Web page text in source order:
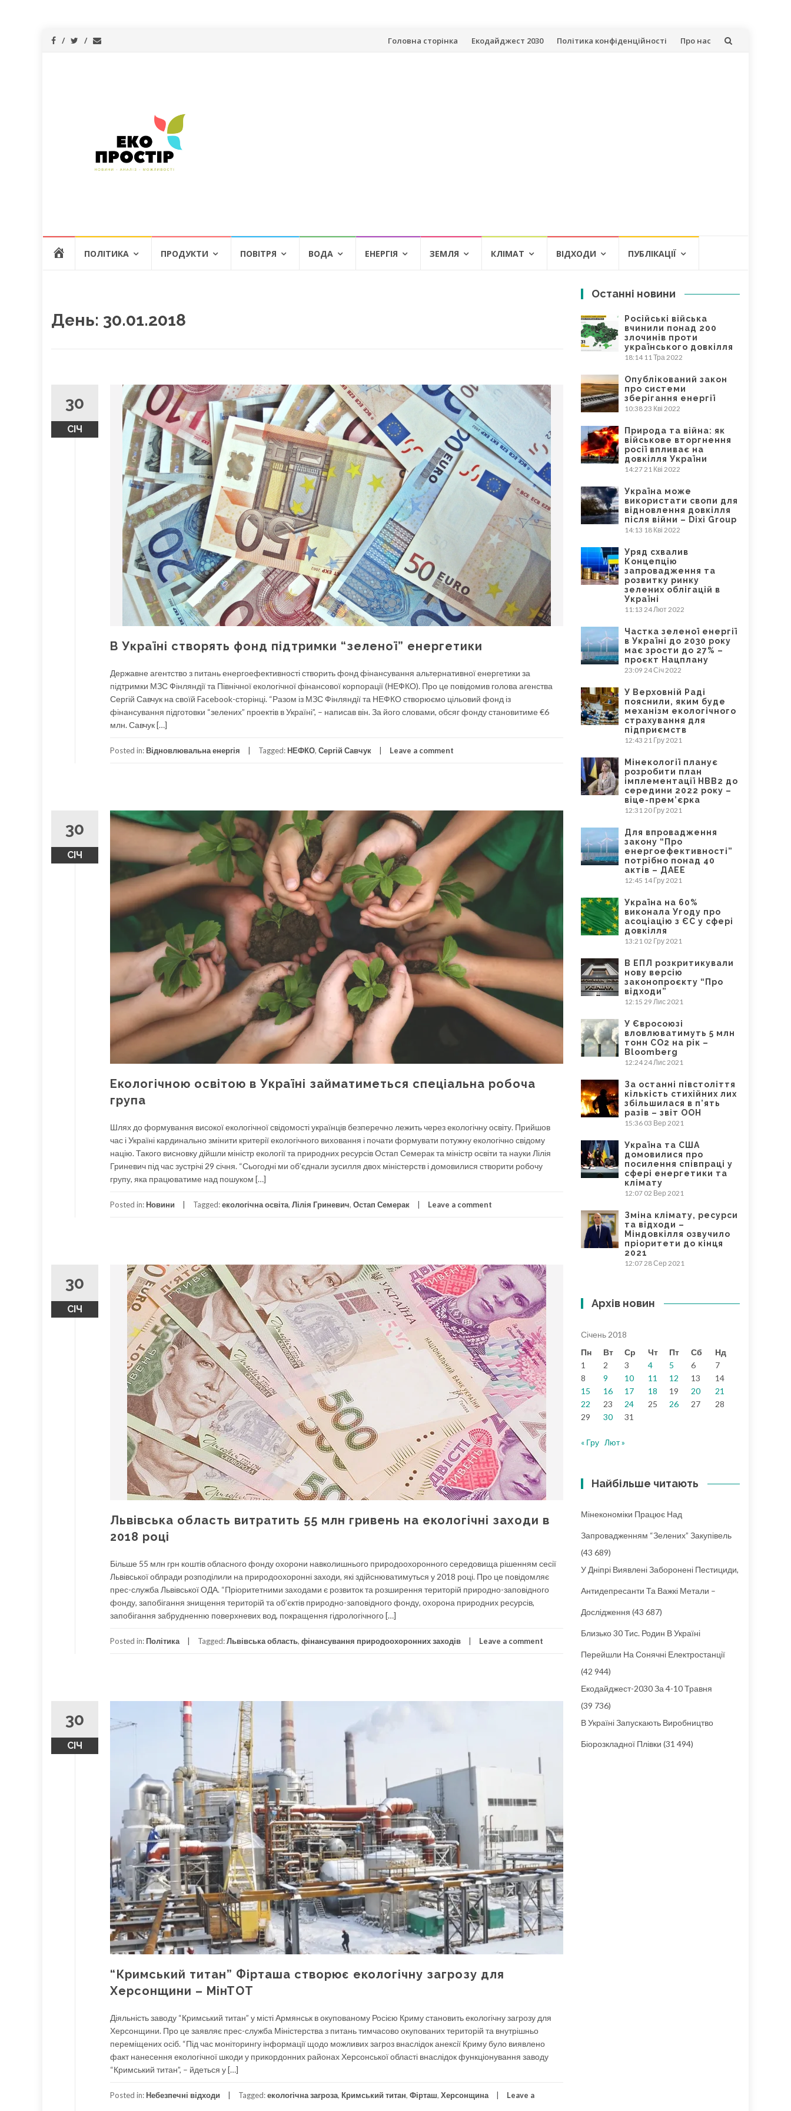
Skip
Головна сторінка Екодайджест 2030 Політика конфіденційності Про нас
А
ПОЛІТИКА ПРОДУКТИ ПОВІТРЯ ВОДА ЕНЕРГІЯ ЗЕМЛЯ КЛІМАТ ВІДХОДИ ПУБЛІКАЦІЇ
День: 30.01.2018
30
СІЧ
В Україні створять фонд підтримки “зеленої” енергетики
Державне агентство з питань енергоефективності створить фонд фінансування альтернативної енергетики за
підтримки МЗС Фінляндії та Північної екологічної фінансової корпорації (НЕФКО). Про це повідомив голова агенства
Сергій Савчук на своїй Facebook-сторінці. “Разом із МЗС Фінляндії та НЕФКО створюємо цільовий фонд із
фінансування підготовки “зелених” проектів в Україні”, – написав він. За його словами, обсяг фонду становитиме €6
млн. Савчук […]
Posted in: Відновлювальна енергія Tagged: НЕФКО, Сергій Савчук Leave a comment
30
СІЧ
Екологічною освітою в Україні займатиметься спеціальна робоча
група
Шлях до формування високої екологічної свідомості українців безперечно лежить через екологічну освіту. Прийшов
час і Україні кардинально змінити критерії екологічного виховання і почати формувати потужну екологічно свідому
націю. Такого висновку дійшли міністр екології та природних ресурсів Остап Семерак та міністр освіти та науки Лілія
Гриневич під час зустрічі 29 січня. “Сьогодні ми об’єднали зусилля двох міністерств і домовилися створити робочу
групу, яка працюватиме над пошуком […]
Posted in: Новини Tagged:екологічна освіта, Лілія Гриневич, Остап Семерак Leave a comment
30
СІЧ
Львівська область витратить 55 млн гривень на екологічні заходи в
2018 році
Більше 55 млн грн коштів обласного фонду охорони навколишнього природоохоронного середовища рішенням сесії
Львівської облради розподілили на природоохоронні заходи, які здійснюватимуться у 2018 році. Про це повідомляє
прес-служба Львівської ОДА. “Пріоритетними заходами є розвиток та розширення територій природно-заповідного
фонду, запобігання знищення територій та об’єктів природно-заповідного фонду, охорона природних ресурсів,
запобігання забрудненню поверхневих вод, покращення гідрологічного […]
Posted in: Політика Tagged:Львівська область, фінансування природоохоронних заходів Leave a comment
30
СІЧ
“Кримський титан” Фірташа створює екологічну загрозу для
Херсонщини – МінТОТ
Діяльність заводу “Кримський титан” у місті Армянськ в окупованому Росією Криму становить екологічну загрозу для
Херсонщини. Про це заявляє прес-служба Міністерства з питань тимчасово окупованих територій та внутрішньо
переміщених осіб. “Під час моніторингу інформації щодо можливих загроз внаслідок анексії Криму було виявлено
факт нанесення екологічної шкоди у прикордонних районах Херсонської області внаслідок функціонування заводу
“Кримський титан”, – йдеться у […]
Posted in: Небезпечні відходи Tagged:екологічна загроза, Кримський титан, Фірташ, Херсонщина Leave a
Останні новини
Російські війська
вчинили понад 200
злочинів проти
українського довкілля
18:14 11 Тра 2022
Опублікований закон
про системи
зберігання енергії
10:3823 Кві 2022
Природа та війна: як
військове вторгнення
росії впливає на
довкілля України
14:2721 Кві 2022
Україна може
використати свопи для
відновлення довкілля
після війни – Dixi Group
14:13 18 Кві 2022
Уряд схвалив
Концепцію
запровадження та
розвитку ринку
зелених облігацій в
Україні
11:13 24 Лют 2022
Частка зеленої енергії
в Україні до 2030 року
має зрости до 27% –
проєкт Нацплану
23:09 24 Січ 2022
У Верховній Раді
пояснили, яким буде
механізм екологічного
страхування для
підприємств
12:43 21 Гру 2021
Мінекології планує
розробити план
імплементації НВВ2 до
середини 2022 року –
віце-прем’єрка
12:3120 Гру 2021
Для впровадження
закону “Про
енергоефективності”
потрібно понад 40
актів – ДАЕЕ
12:45 14 Гру 2021
Україна на 60%
виконала Угоду про
асоціацію з ЄС у сфері
довкілля
13:21 02 Гру 2021
В ЕПЛ розкритикували
нову версію
законопроєкту “Про
відходи”
12:15 29 Лис 2021
У Євросоюзі
вловлюватимуть 5 млн
тонн CO2 на рік –
Bloomberg
12:2424 Лис 2021
За останні півстоліття
кількість стихійних лих
збільшилася в п’ять
разів – звіт ООН
15:36 03 Вер 2021
Україна та США
домовилися про
посилення співпраці у
сфері енергетики та
клімату
12:07 02 Вер 2021
Зміна клімату, ресурси
та відходи –
Міндовкілля озвучило
пріоритети до кінця
2021
12:0728 Сер 2021
Архів новин
Січень 2018
Пн
Вт Ср Чт Пт Сб
Нд
1
2 3 4 5 6
7
8
9 10 11 12 13
14
15
16 17 18 19 20
21
22
23 24 25 26 27
28
29
30 31
« Гру Лют »
Найбільше читають
Мінекономіки Працює Над
Запровадженням “зелених” Закупівель
(43 689)
У Дніпрі Виявлені Заборонені Пестициди,
Антидепресанти Та Важкі Метали –
Дослідження (43 687)
Близько 30 Тис. Родин В Україні
Перейшли На Сонячні Електростанції
(42 944)
Екодайджест-2030 За 4-10 Травня
(39 736)
В Україні Запускають Виробництво
Біорозкладної Плівки (31 494)